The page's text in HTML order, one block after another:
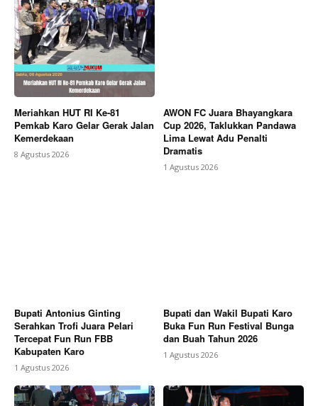
Meriahkan HUT RI Ke-81
Pemkab Karo Gelar Gerak Jalan
Kemerdekaan
8 Agustus 2026
AWON FC Juara Bhayangkara
Cup 2026, Taklukkan Pandawa
Lima Lewat Adu Penalti
Dramatis
1 Agustus 2026
Bupati Antonius Ginting
Serahkan Trofi Juara Pelari
Tercepat Fun Run FBB
Kabupaten Karo
1 Agustus 2026
Bupati dan Wakil Bupati Karo
Buka Fun Run Festival Bunga
dan Buah Tahun 2026
1 Agustus 2026